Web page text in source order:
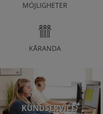
MÖJLIGHETER
KÅRANDA
KUNDSERVICE